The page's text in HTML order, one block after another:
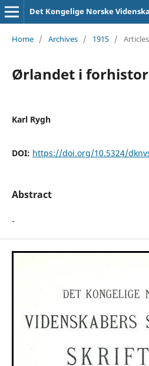
Det Kongelige Norske
Home / Archives / 1915 / Articles
Ørlandet i
Karl Rygh
DOI: https://doi.org/10.5324/
Abstract
-